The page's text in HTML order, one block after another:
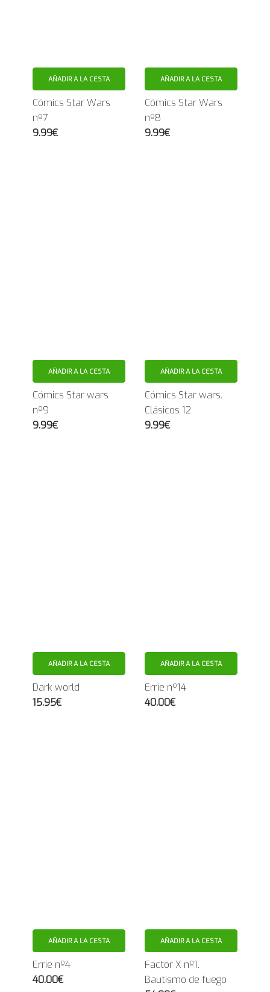
AÑADIR A LA CESTA
Cómics Star Wars
nº7
9.99€
AÑADIR A LA CESTA
Cómics Star Wars
nº8
9.99€
AÑADIR A LA CESTA
Cómics Star wars
nº9
9.99€
AÑADIR A LA CESTA
Cómics Star wars.
Clásicos 12
9.99€
AÑADIR A LA CESTA
Dark world
15.95€
AÑADIR A LA CESTA
Errie nº14
40.00€
AÑADIR A LA CESTA
Errie nº4
40.00€
AÑADIR A LA CESTA
Factor X nº1.
Bautismo de fuego